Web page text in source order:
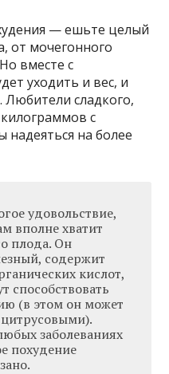
— ешьте целый
от мочегонного
вместе с
уходить и вес, и
сладкого,
с
на более
удовольствие,
вполне хватит
плода. Он
содержит
кислот,
способствовать
(в этом он может
цитрусовыми).
заболеваниях
похудение